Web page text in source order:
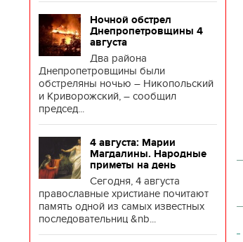
Ночной обстрел
Днепропетровщины 4
августа
Два района
Днепропетровщины были
обстреляны ночью – Никопольский
и Криворожский, – сообщил
председ...
4 августа: Марии
Магдалины. Народные
приметы на день
Сегодня, 4 августа
православные христиане почитают
память одной из самых известных
последовательниц &nb...